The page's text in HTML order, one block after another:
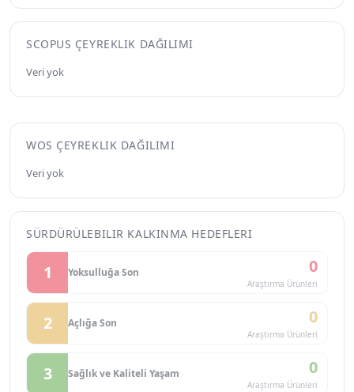
SCOPUS ÇEYREKLIK DAĞILIMI
Veri yok
WOS ÇEYREKLIK DAĞILIMI
Veri yok
SÜRDÜRÜLEBILIR KALKINMA HEDEFLERI
1 Yoksulluğa Son 0
Araştırma Ürünleri
2 Açlığa Son 0
Araştırma Ürünleri
3 Sağlık ve Kaliteli Yaşam 0
Araştırma Ürünleri